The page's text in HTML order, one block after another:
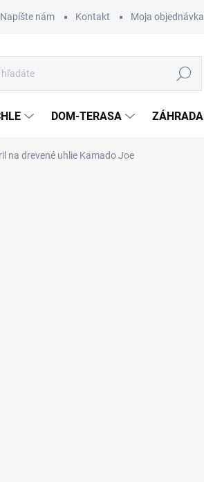
Napíšte nám Kontakt Moja objednávka
Hľadať
DOM-TERASA ZÁHRADA
na drevené uhlie Kamado Joe